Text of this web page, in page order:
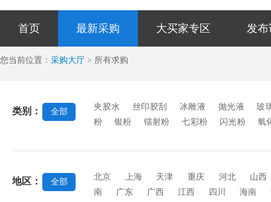
首页 最新采购 大买家专区 发布
您当前位置： 采购大厅 > 所有求购
类别： 全部
夹胶水 丝印胶刮 冰雕液 抛光液
玻
粉
银粉 镭射粉 七彩粉 闪光粉
氧
封胶
中空玻璃硅酮胶 镜背漆
玻璃烤漆
璃
玻璃功能膜 玻璃澄清剂 玻璃原材料
地区： 全部
北京 上海 天津 重庆 河北
山西
南
广东 广西 江西 四川 海南